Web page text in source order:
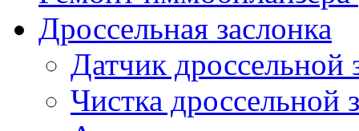
Дроссельная заслонка
Датчик дроссельной
Чистка дроссельной